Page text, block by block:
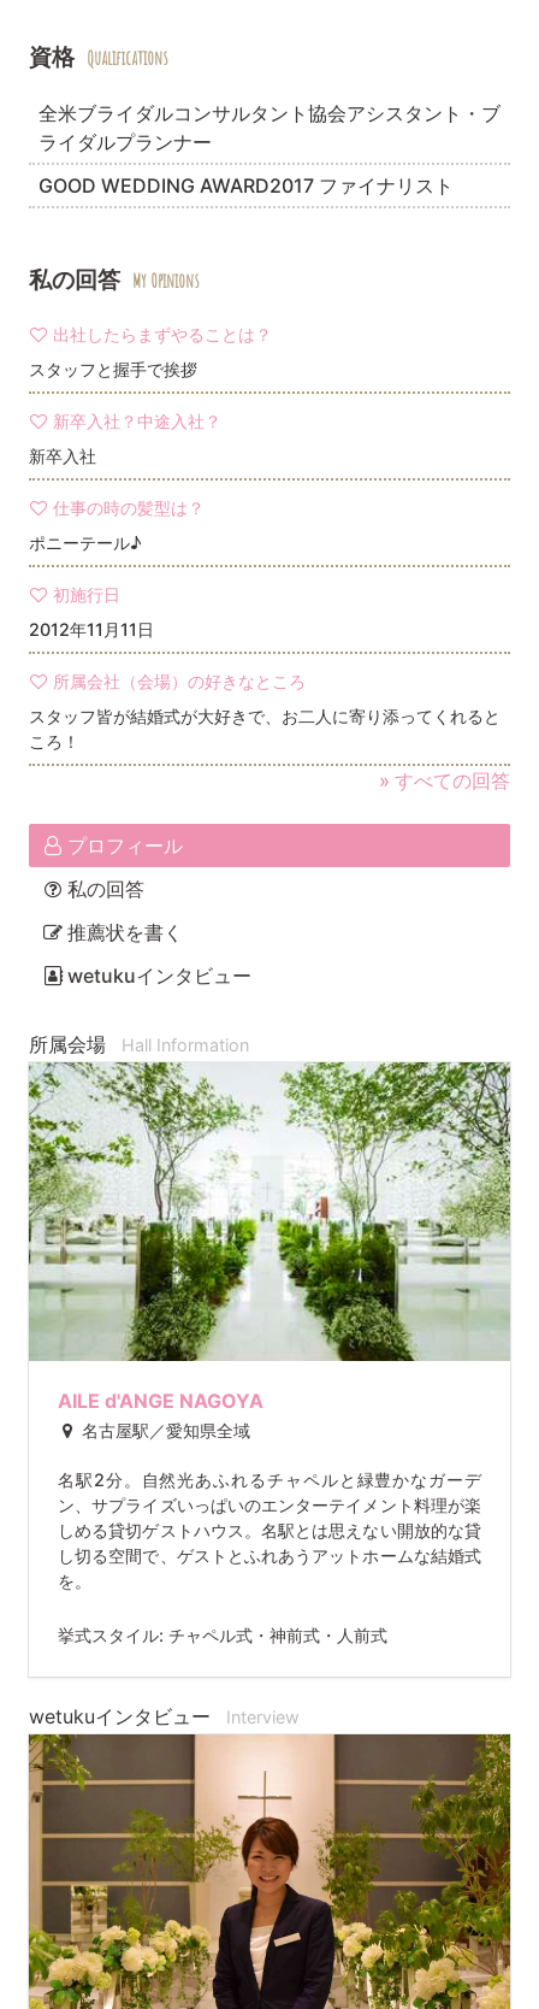
資格 Qualifications
全米ブライダルコンサルタント協会アシスタント・ブ
ライダルプランナー
GOOD WEDDING AWARD2017 ファイナリスト
私の回答 My Opinions
出社したらまずやることは？
スタッフと握手で挨拶
新卒入社？中途入社？
新卒入社
仕事の時の髪型は？
ポニーテール♪
初施行日
2012年11月11日
所属会社（会場）の好きなところ
スタッフ皆が結婚式が大好きで、お二人に寄り添ってくれると
ころ！
» すべての回答
プロフィール
私の回答
推薦状を書く
wetukuインタビュー
所属会場 Hall Information
AILE d'ANGE NAGOYA
名古屋駅／愛知県全域
名駅2分。自然光あふれるチャペルと緑豊かなガーデ
ン、サプライズいっぱいのエンターテイメント料理が楽
しめる貸切ゲストハウス。名駅とは思えない開放的な貸
し切る空間で、ゲストとふれあうアットホームな結婚式
を。
挙式スタイル: チャペル式・神前式・人前式
wetukuインタビュー Interview